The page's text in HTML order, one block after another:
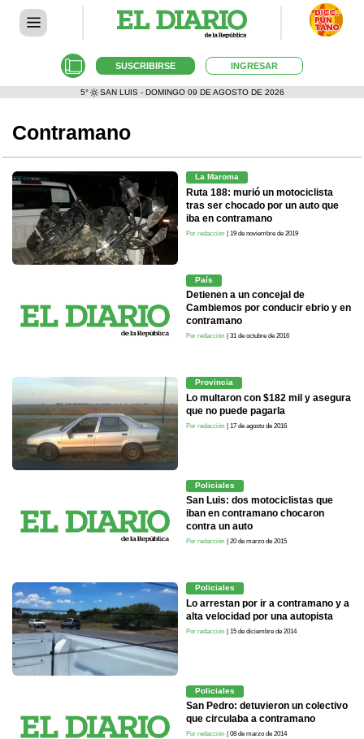
SUSCRIBIRSE INGRESAR
5° SAN LUIS - DOMINGO 09 DE AGOSTO DE 2026
Contramano
La Maroma
Ruta 188: murió un motociclista
tras ser chocado por un auto que
iba en contramano
Por redacción | 19 de noviembre de 2019
País
Detienen a un concejal de
Cambiemos por conducir ebrio y en
contramano
Por redacción | 31 de octubre de 2016
Provincia
Lo multaron con $182 mil y asegura
que no puede pagarla
Por redacción | 17 de agosto de 2016
Policiales
San Luis: dos motociclistas que
iban en contramano chocaron
contra un auto
Por redacción | 20 de marzo de 2015
Policiales
Lo arrestan por ir a contramano y a
alta velocidad por una autopista
Por redacción | 15 de diciembre de 2014
Policiales
San Pedro: detuvieron un colectivo
que circulaba a contramano
Por redacción | 08 de marzo de 2014